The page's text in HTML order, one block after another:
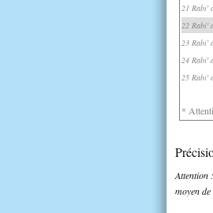
21 Rabi'
22 Rabi'
23 Rabi'
24 Rabi'
25 Rabi'
*
Attention
moyen